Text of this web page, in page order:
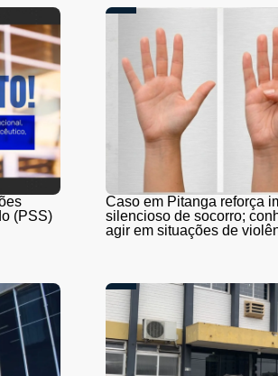
(PSS)
Caso em Pitanga reforça
silencioso de socorro;
agir em situações de